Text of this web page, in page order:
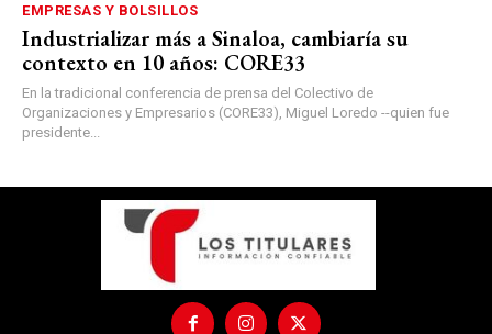
EMPRESAS Y BOLSILLOS
Industrializar más a Sinaloa, cambiaría su
contexto en 10 años: CORE33
En la tradicional conferencia de prensa del Colectivo de
Organizaciones y Empresarios (CORE33), Miguel Loredo --quien fue
presidente...